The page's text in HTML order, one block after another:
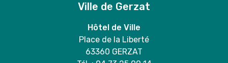
Ville de Gerzat
Hôtel de Ville
Place de la Liberté
63360 GERZAT